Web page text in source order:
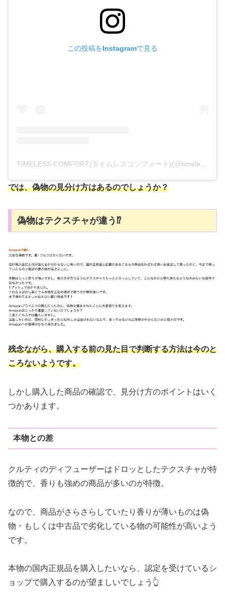
この投稿をInstagramで見る
TIMELESS COMFORT(タイムレスコンフォート)(@timeless_comfort)がシェアした投稿
では、偽物の見分け方はあるのでしょうか？
偽物はテクスチャが違う⁉
残念ながら、購入する前の見た目で判断する方法は今のと
ころないようです。
しかし購入した商品の確認で、見分け方のポイントはいく
つかあります。
本物との差
クルティのディフューザーはドロッとしたテクスチャが特
徴的で、香りも強めの商品が多いのが特徴。
なので、商品がさらさらしていたり香りが薄いものは偽
物・もしくは中古品で劣化している物の可能性が高いよう
です。
本物の国内正規品を購入したいなら、認定を受けているシ
ョップで購入するのが望ましいでしょう👆